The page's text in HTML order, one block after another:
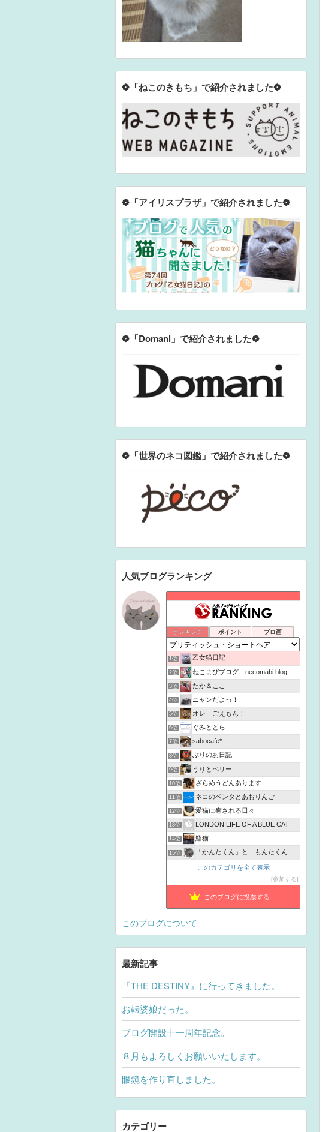
❁「ねこのきもち」で紹介されました❁
❁「アイリスプラザ」で紹介されました❁
❁「Domani」で紹介されました❁
❁「世界のネコ図鑑」で紹介されました❁
人気ブログランキング
ランキング ポイント ブロ画
1位 乙女猫日記
2位 ねこまびブログ｜necomabi blog
3位 たか＆ここ
4位 ニャンだよっ！
5位 オレ ごえもん！
6位 ぐみととら
7位 sabocafe*
8位 ぶりのあ日記
9位 うりとペリー
10位 ざらめうどんあります
11位 ネコのベンタとあおりんご
12位 愛猫に癒される日々
13位 LONDON LIFE OF A BLUE CAT
14位 鮨猫
15位 「かんたくん」と「もんたくん」のにくきゅう
このカテゴリを全て表示
参加する
このブログに投票する
このブログについて
最新記事
『THE DESTINY』に行ってきました。
お転婆娘だった。
ブログ開設十一周年記念。
８月もよろしくお願いいたします。
眼鏡を作り直しました。
カテゴリー